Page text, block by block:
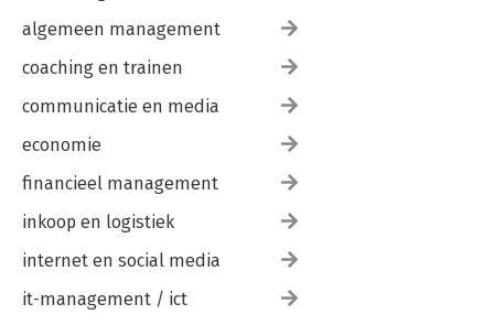
algemeen management
coaching en trainen
communicatie en media
economie
financieel management
inkoop en logistiek
internet en social media
it-management / ict